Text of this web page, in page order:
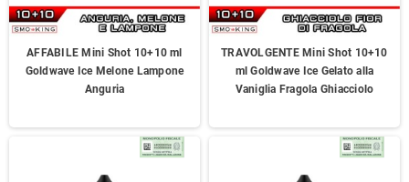
AFFABILE Mini Shot 10+10 ml
Goldwave Ice Melone Lampone
Anguria
TRAVOLGENTE Mini Shot 10+10
ml Goldwave Ice Gelato alla
Vaniglia Fragola Ghiacciolo